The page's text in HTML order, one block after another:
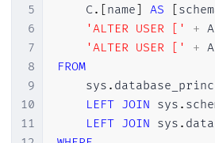
5
6
7
8
9
10
11
    C
. name AS
'ALTER USER ['
+ A
'ALTER USER ['
+ A
FROM
    sys
.
LEFT JOIN sys .
LEFT JOIN sys .